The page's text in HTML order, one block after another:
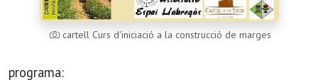
cartell Curs d'iniciació a la construcció de marges
programa: